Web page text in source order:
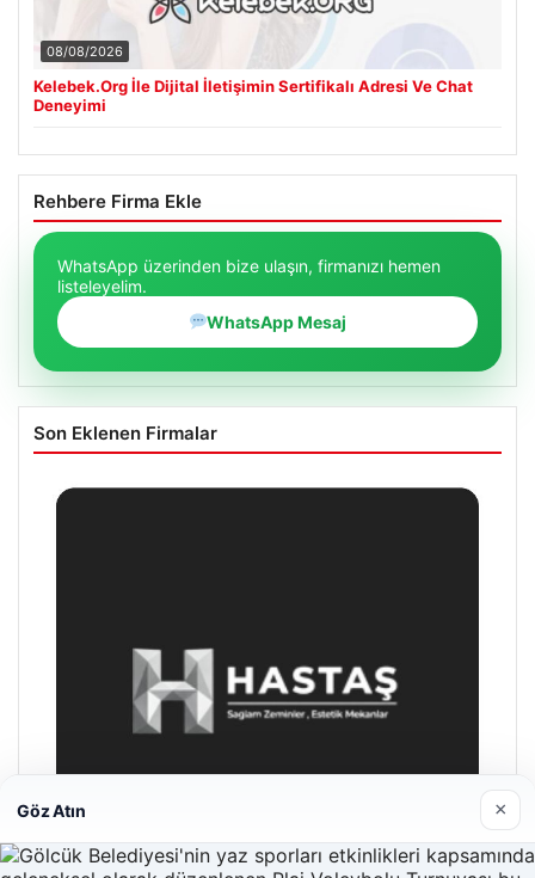
08/08/2026
Kelebek.Org İle Dijital İletişimin Sertifikalı Adresi Ve Chat
Deneyimi
Rehbere Firma Ekle
WhatsApp üzerinden bize ulaşın, firmanızı hemen
listeleyelim.
WhatsApp Mesaj
Son Eklenen Firmalar
Göz Atın ×